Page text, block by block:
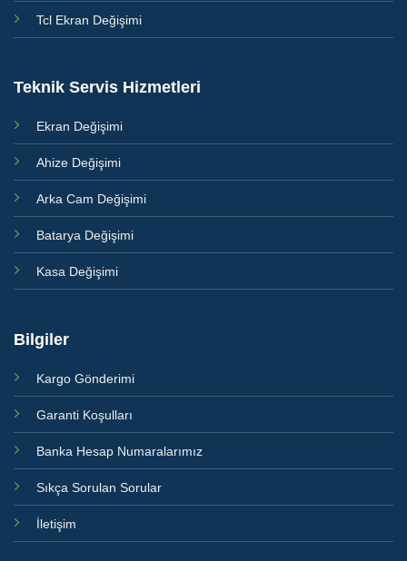
Tcl Ekran Değişimi
Teknik Servis Hizmetleri
Ekran Değişimi
Ahize Değişimi
Arka Cam Değişimi
Batarya Değişimi
Kasa Değişimi
Bilgiler
Kargo Gönderimi
Garanti Koşulları
Banka Hesap Numaralarımız
Sıkça Sorulan Sorular
İletişim